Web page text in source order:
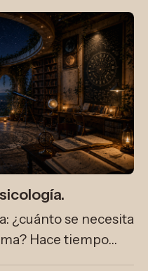
¿cuánto se necesita
Hace tiempo